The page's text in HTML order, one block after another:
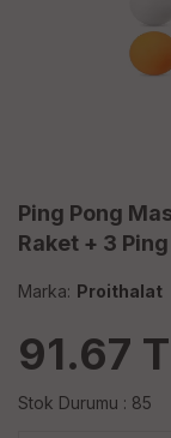
Ping Pong
Raket + 3
Marka: Proithalat
91.67
Stok Durumu : 85